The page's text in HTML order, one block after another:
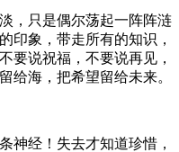
，只是偶尔荡起一阵阵涟
印象，带走所有的知识，
要说祝福，不要说再见，
给海，把希望留给未来。
神经！失去才知道珍惜，